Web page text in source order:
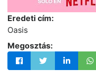
Eredeti cím:
Oasis
Megosztás: